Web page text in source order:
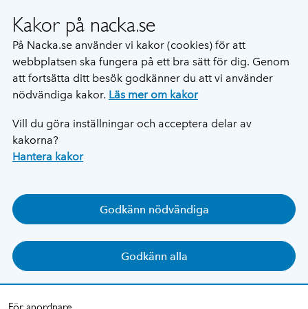
Kakor på nacka.se
På Nacka.se använder vi kakor (cookies) för att
webbplatsen ska fungera på ett bra sätt för dig. Genom
att fortsätta ditt besök godkänner du att vi använder
nödvändiga kakor. Läs mer om kakor
Vill du göra inställningar och acceptera delar av
kakorna?
Hantera kakor
Godkänn nödvändiga
Godkänn alla